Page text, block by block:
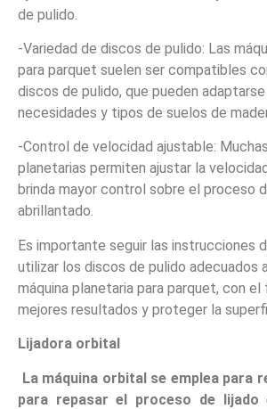
de pulido.
-Variedad de discos de pulido: Las
para parquet suelen ser compatibles
discos de pulido, que pueden
necesidades y tipos de suelos de
-Control de velocidad ajustable:
planetarias permiten ajustar la
brinda mayor control sobre el proceso
abrillantado.
Es importante seguir las instrucciones
utilizar los discos de pulido adecuados
máquina planetaria para parquet, con
mejores resultados y proteger la
Lijadora orbital
La máquina orbital se emplea para
para repasar el proceso de lijado